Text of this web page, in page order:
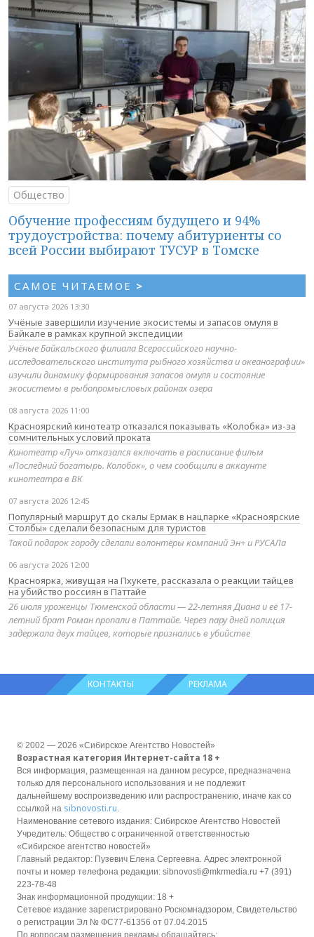
Общество
Обучение профессиям будущего и 94%
трудоустройства: почему абитуриенты со
всей России выбирают ТУСУР в Томске
САМОЕ ЧИТАЕМОЕ >
07 августа 2026 13:30
Учёные завершили изучение экосистемы и запасов омуля в
Байкале в рамках крупной экспедиции
Учёные Байкальского филиала Всероссийского научно-
исследовательского института рыбного хозяйства и океанографии»
изучили динамику формирования запасов омуля и состояние
экосистемы в рыбопромысловых районах озера
08 августа 2026 11:00
Красноярский кинотеатр отказался показывать «Колобка» из-за
сомнительных условий проката
Кинотеатр «Луч» отказался включать в расписание фильм
«Последний богатырь. Колобок», о чем сообщили в аккаунте
кинотеатра в ВК
07 августа 2026 12:45
Популярный маршрут до скалы Ермак в нацпарке «Красноярские
Столбы» сделали безопасным для туристов
Такой подарок городу сделали волонтёры компаний Эн+ и РУСАЛа
06 августа 2026 12:00
Красноярка, живущая на Пхукете, рассказала о реакции тайцев
на убийство россиян в Паттайе
26 июля уроженцы Тюменской области — 22-летняя Диана и её 17-
летний брат Роман пропали в Паттайе. Через пару дней полиция
задержала двух тайцев, которые признались в убийстве
КОНТАКТЫ РЕКЛАМА
© 2002 — 2026 «Сибирское Агентство Новостей»
Возрастная категория Интернет-сайта 18 +
Вся информация, размещенная на данном ресурсе, предназначена
только для персонального использования и не подлежит
дальнейшему воспроизведению или распространению, иначе как со
ссылкой на sibnovosti.ru
Наименование сетевого издания: Сибирское Агентство Новостей
Учредитель: Общество с ограниченной ответственностью
«Сибирское агентство новостей»
Главный редактор: Пузевич Елена Сергеевна. Адрес электронной
почты и номер телефона редакции: sibnovosti@mkrmedia.ru +7 (391)
223-78-48
Знак информационной продукции: 18 +
Сетевое издание зарегистрировано Роскомнадзором, Свидетельство
о регистрации Эл № ФС77-61356 от 07.04.2015
По вопросам размещения рекламы обращайтесь: